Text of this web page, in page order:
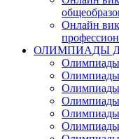
Онлайн
ОЛИМПИАДЫ
Олимпиады
Олимпиады
Олимпиады
Олимпиады
Олимпиады
Олимпиады